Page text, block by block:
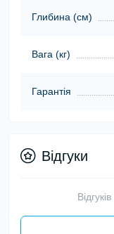
Глибина (cм)
Вага (кг)
Гарантія
Відгуки